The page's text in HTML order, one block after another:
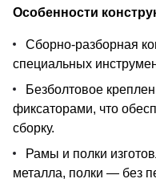
Особенности
Сборно-разборная
специальных
Безболтовое
фиксаторами, что
сборку.
Рамы и полки
металла, полки — без